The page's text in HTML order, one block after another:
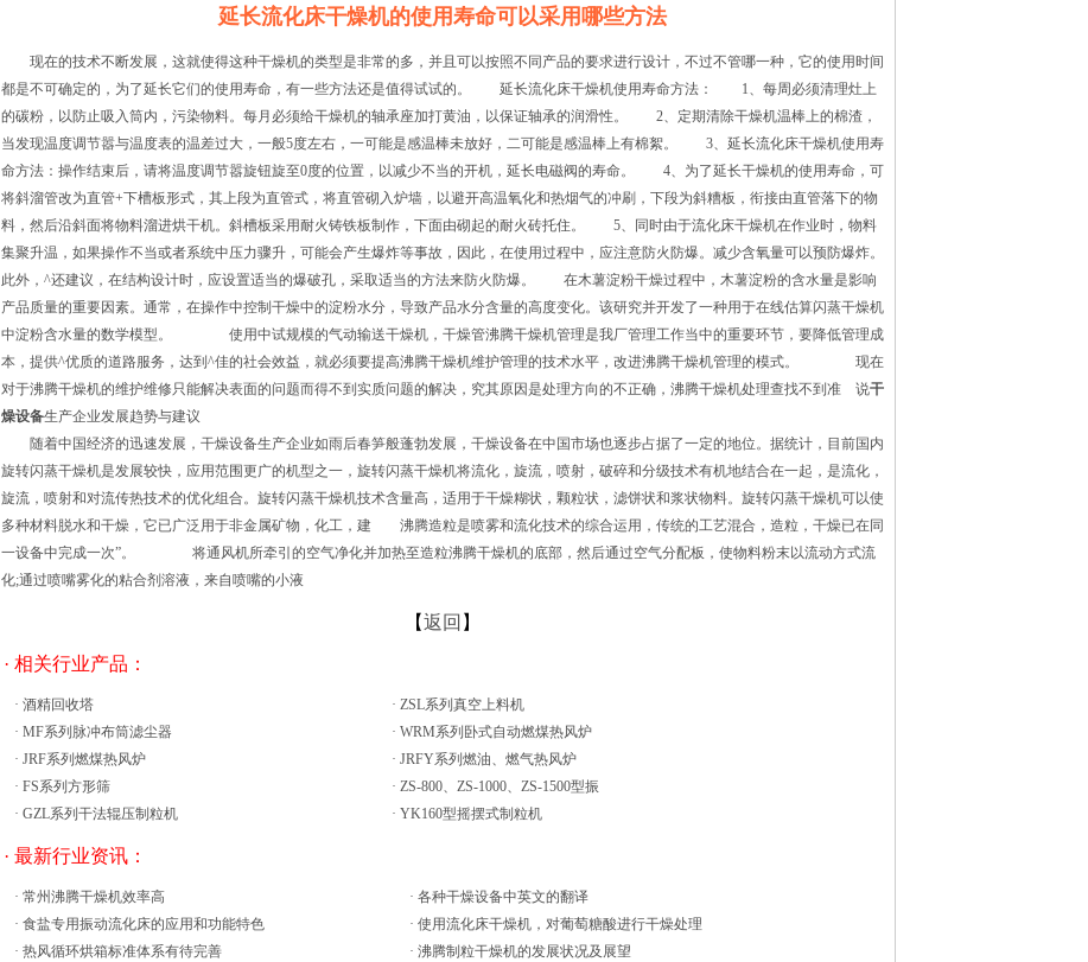
延长流化床干燥机的使用寿命可以采用哪些方法
现在的技术不断发展，这就使得这种干燥机的类型是非常的多，并且可以按照不同产品的要求进行设计，不过不管哪一种，它的使用时间
都是不可确定的，为了延长它们的使用寿命，有一些方法还是值得试试的。 延长流化床干燥机使用寿命方法： 1、每周必须清理灶上
的碳粉，以防止吸入筒内，污染物料。每月必须给干燥机的轴承座加打黄油，以保证轴承的润滑性。 2、定期清除干燥机温棒上的棉渣，
当发现温度调节嚣与温度表的温差过大，一般5度左右，一可能是感温棒未放好，二可能是感温棒上有棉絮。 3、延长流化床干燥机使用寿
命方法：操作结束后，请将温度调节嚣旋钮旋至0度的位置，以减少不当的开机，延长电磁阀的寿命。 4、为了延长干燥机的使用寿命，可
将斜溜管改为直管+下槽板形式，其上段为直管式，将直管砌入炉墙，以避开高温氧化和热烟气的冲刷，下段为斜糟板，衔接由直管落下的物
料，然后沿斜面将物料溜进烘干机。斜槽板采用耐火铸铁板制作，下面由砌起的耐火砖托住。 5、同时由于流化床干燥机在作业时，物料
集聚升温，如果操作不当或者系统中压力骤升，可能会产生爆炸等事故，因此，在使用过程中，应注意防火防爆。减少含氧量可以预防爆炸。
此外，^还建议，在结构设计时，应设置适当的爆破孔，采取适当的方法来防火防爆。 在木薯淀粉干燥过程中，木薯淀粉的含水量是影响
产品质量的重要因素。通常，在操作中控制干燥中的淀粉水分，导致产品水分含量的高度变化。该研究并开发了一种用于在线估算闪蒸干燥机
中淀粉含水量的数学模型。 使用中试规模的气动输送干燥机，干燥管沸腾干燥机管理是我厂管理工作当中的重要环节，要降低管理成
本，提供^优质的道路服务，达到^佳的社会效益，就必须要提高沸腾干燥机维护管理的技术水平，改进沸腾干燥机管理的模式。 现在
对于沸腾干燥机的维护维修只能解决表面的问题而得不到实质问题的解决，究其原因是处理方向的不正确，沸腾干燥机处理查找不到准 说干
燥设备生产企业发展趋势与建议
随着中国经济的迅速发展，干燥设备生产企业如雨后春笋般蓬勃发展，干燥设备在中国市场也逐步占据了一定的地位。据统计，目前国内
旋转闪蒸干燥机是发展较快，应用范围更广的机型之一，旋转闪蒸干燥机将流化，旋流，喷射，破碎和分级技术有机地结合在一起，是流化，
旋流，喷射和对流传热技术的优化组合。旋转闪蒸干燥机技术含量高，适用于干燥糊状，颗粒状，滤饼状和浆状物料。旋转闪蒸干燥机可以使
多种材料脱水和干燥，它已广泛用于非金属矿物，化工，建 沸腾造粒是喷雾和流化技术的综合运用，传统的工艺混合，造粒，干燥已在同
一设备中完成一次”。 将通风机所牵引的空气净化并加热至造粒沸腾干燥机的底部，然后通过空气分配板，使物料粉末以流动方式流
化;通过喷嘴雾化的粘合剂溶液，来自喷嘴的小液
【返回 】
· 相关行业产品：
· 酒精回收塔 · ZSL系列真空上料机
· MF系列脉冲布筒滤尘器 · WRM系列卧式自动燃煤热风炉
· JRF系列燃煤热风炉 · JRFY系列燃油、燃气热风炉
· FS系列方形筛 · ZS-800、ZS-1000、ZS-1500型振
· GZL系列干法辊压制粒机 · YK160型摇摆式制粒机
· 最新行业资讯：
· 常州沸腾干燥机效率高 · 各种干燥设备中英文的翻译
· 食盐专用振动流化床的应用和功能特色 · 使用流化床干燥机，对葡萄糖酸进行干燥处理
· 热风循环烘箱标准体系有待完善 · 沸腾制粒干燥机的发展状况及展望